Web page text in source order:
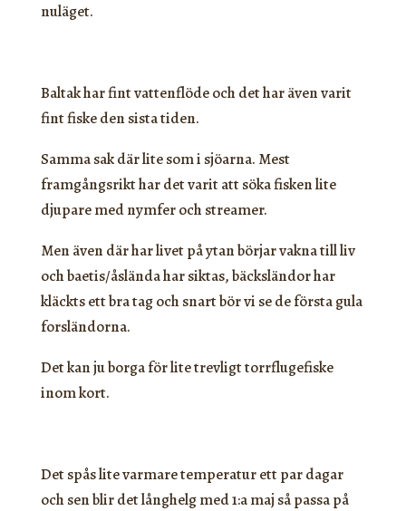
nuläget.
Baltak har fint vattenflöde och det har även varit
fint fiske den sista tiden.
Samma sak där lite som i sjöarna. Mest
framgångsrikt har det varit att söka fisken lite
djupare med nymfer och streamer.
Men även där har livet på ytan börjar vakna till liv
och baetis/åslända har siktas, bäcksländor har
kläckts ett bra tag och snart bör vi se de första gula
forsländorna.
Det kan ju borga för lite trevligt torrflugefiske
inom kort.
Det spås lite varmare temperatur ett par dagar
och sen blir det långhelg med 1:a maj så passa på